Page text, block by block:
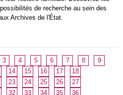
de recherche au sein des
Archives de l'État.
3 4 5 6 7 8
9
14 15 16 17
18
23 24 25 26
27
32 33 34 35
36